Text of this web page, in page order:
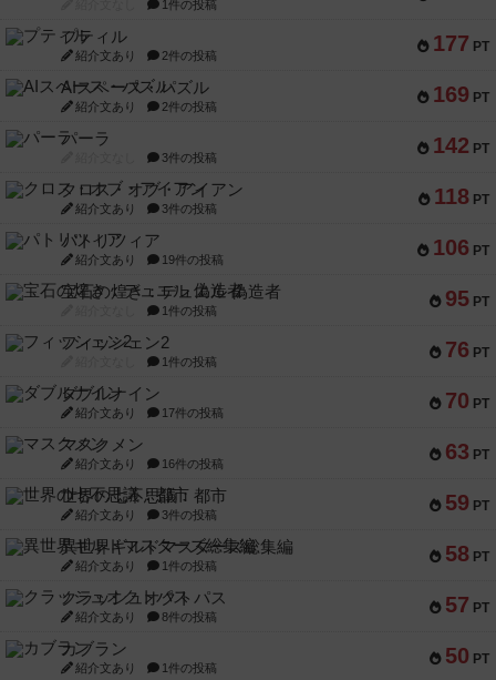
1件の投稿
177 PT
プティル
紹介文あり 2件の投稿
169 PT
AIスペース・パズル
紹介文あり 2件の投稿
142 PT
パーラ
3件の投稿
118 PT
クロス・オブ・アイアン
紹介文あり 3件の投稿
106 PT
パトリツィア
紹介文あり 19件の投稿
95 PT
宝石の煌き：デュエル 偽造者
1件の投稿
76 PT
フィッシェン2
1件の投稿
70 PT
ダブルナイン
紹介文あり 17件の投稿
63 PT
マスクメン
紹介文あり 16件の投稿
59 PT
世界の七不思議：都市
紹介文あり 3件の投稿
58 PT
異世界ギルドマスターズ総集編
紹介文あり 1件の投稿
57 PT
クラッシュオクトパス
紹介文あり 8件の投稿
50 PT
カブラン
紹介文あり 1件の投稿